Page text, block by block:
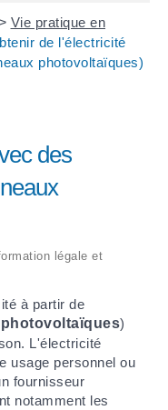
Vie pratique en
de l'électricité
photovoltaïques)
des
légale et
à partir de
)
L'électricité
usage personnel ou
fournisseur
notamment les